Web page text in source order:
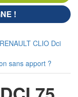
!
CLIO Dci
sans apport ?